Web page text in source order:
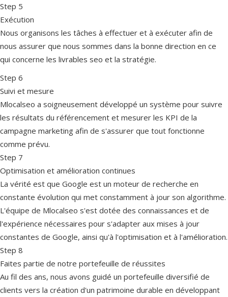
Step 5
Exécution
Nous organisons les tâches à effectuer et à exécuter afin de
nous assurer que nous sommes dans la bonne direction en ce
qui concerne les livrables seo et la stratégie.
Step 6
Suivi et mesure
Mlocalseo a soigneusement développé un système pour suivre
les résultats du référencement et mesurer les KPI de la
campagne marketing afin de s'assurer que tout fonctionne
comme prévu.
Step 7
Optimisation et amélioration continues
La vérité est que Google est un moteur de recherche en
constante évolution qui met constamment à jour son algorithme.
L'équipe de Mlocalseo s'est dotée des connaissances et de
l'expérience nécessaires pour s'adapter aux mises à jour
constantes de Google, ainsi qu'à l'optimisation et à l'amélioration.
Step 8
Faites partie de notre portefeuille de réussites
Au fil des ans, nous avons guidé un portefeuille diversifié de
clients vers la création d'un patrimoine durable en développant